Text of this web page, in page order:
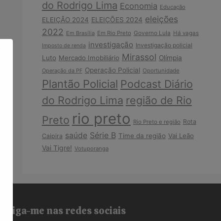
do Rodrigo Lima Economia Educação
ELEIÇÃO 2024 ELEIÇÕES 2024 eleições
2022 Em Brasília Em Rio Preto Governo Lula Há vagas
Imposto de renda investigação Investigação policial
Luto Mercado Imobiliário Mirassol Olímpia
Operação da PF Operação Policial Oportunidade
Plantão Policial Podcast Diário
do Rodrigo Lima região de Rio
Preto rio preto Rio Preto e região Rota
Caipira saúde Série B Time da região Vai Leão
Vai Tigre! Votuporanga
Siga-me nas redes sociais